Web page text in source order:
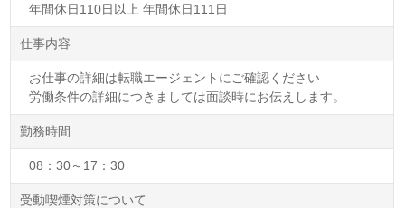
年間休日110日以上 年間休日111日
仕事内容
お仕事の詳細は転職エージェントにご確認ください
労働条件の詳細につきましては面談時にお伝えします。
勤務時間
08：30～17：30
受動喫煙対策について